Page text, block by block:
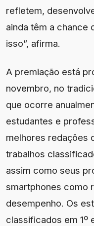
refletem,
ainda têm a chance
isso”, afirma.
A premiação está
novembro, no
que ocorre
estudantes e
melhores redações
trabalhos
assim como seus
smartphones como
desempenho. Os
classificados em 1º